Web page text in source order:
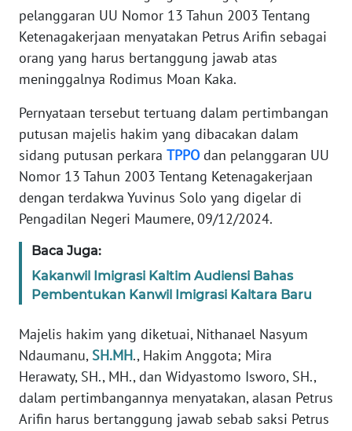
pelanggaran UU Nomor 13 Tahun 2003 Tentang
Ketenagakerjaan menyatakan Petrus Arifin sebagai
orang yang harus bertanggung jawab atas
meninggalnya Rodimus Moan Kaka.
Pernyataan tersebut tertuang dalam pertimbangan
putusan majelis hakim yang dibacakan dalam
sidang putusan perkara TPPO dan pelanggaran UU
Nomor 13 Tahun 2003 Tentang Ketenagakerjaan
dengan terdakwa Yuvinus Solo yang digelar di
Pengadilan Negeri Maumere, 09/12/2024.
Baca Juga:
Kakanwil Imigrasi Kaltim Audiensi Bahas
Pembentukan Kanwil Imigrasi Kaltara Baru
Majelis hakim yang diketuai, Nithanael Nasyum
Ndaumanu, SH.MH., Hakim Anggota; Mira
Herawaty, SH., MH., dan Widyastomo Isworo, SH.,
dalam pertimbangannya menyatakan, alasan Petrus
Arifin harus bertanggung jawab sebab saksi Petrus
PEDOMAN
MEDIA
SIBER
DISCLAIMER
Wahana
News
Regional
WN
WN
JAKARTA
WN